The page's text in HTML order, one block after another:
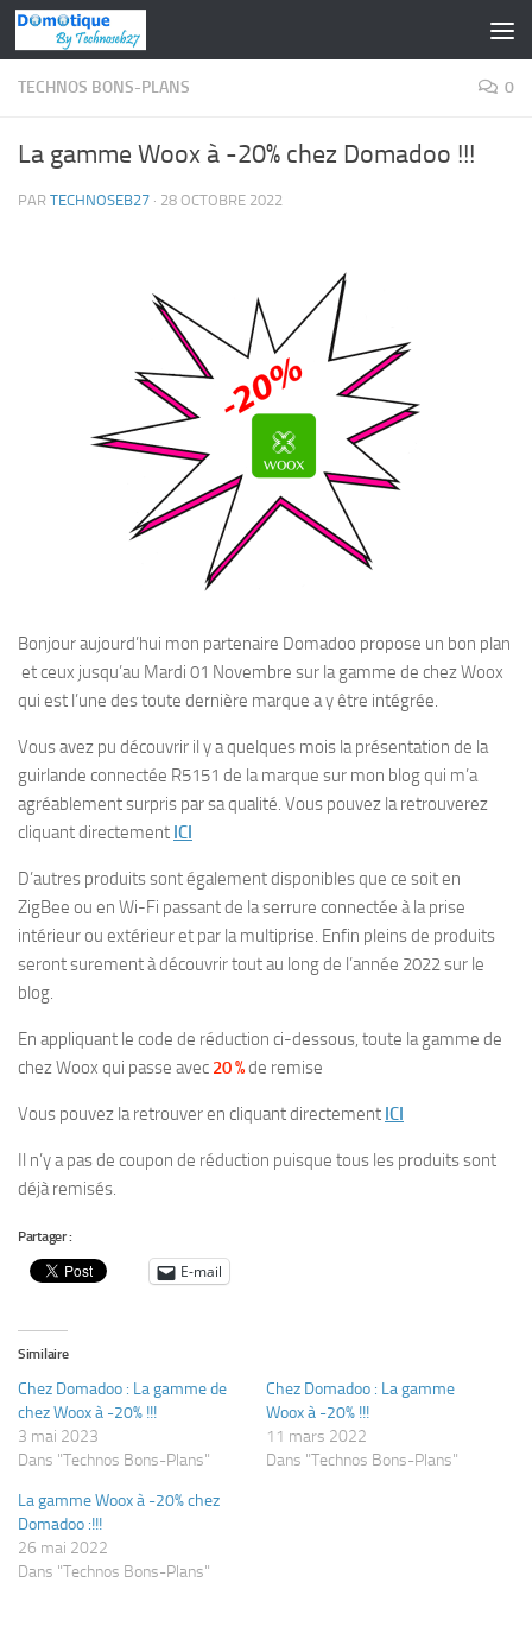
Skip to content
TECHNOS BONS-PLANS 0
La gamme Woox à -20% chez Domadoo !!!
PAR TECHNOSEB27 · 28 OCTOBRE 2022
Bonjour aujourd’hui mon partenaire Domadoo propose un bon plan
et ceux jusqu’au Mardi 01 Novembre sur la gamme de chez Woox
qui est l’une des toute dernière marque a y être intégrée.
Vous avez pu découvrir il y a quelques mois la présentation de la
guirlande connectée R5151 de la marque sur mon blog qui m’a
agréablement surpris par sa qualité. Vous pouvez la retrouverez
cliquant directement ICI
D’autres produits sont également disponibles que ce soit en
ZigBee ou en Wi-Fi passant de la serrure connectée à la prise
intérieur ou extérieur et par la multiprise. Enfin pleins de produits
seront surement à découvrir tout au long de l’année 2022 sur le
blog.
En appliquant le code de réduction ci-dessous, toute la gamme de
chez Woox qui passe avec 20 %de remise
Vous pouvez la retrouver en cliquant directement ICI
Il n’y a pas de coupon de réduction puisque tous les produits sont
déjà remisés.
Partager :
E-mail
Similaire
Chez Domadoo : La gamme de
chez Woox à -20% !!!
3 mai 2023
Dans "Technos Bons-Plans"
Chez Domadoo : La gamme
Woox à -20% !!!
11 mars 2022
Dans "Technos Bons-Plans"
La gamme Woox à -20% chez
Domadoo :!!!
26 mai 2022
Dans "Technos Bons-Plans"